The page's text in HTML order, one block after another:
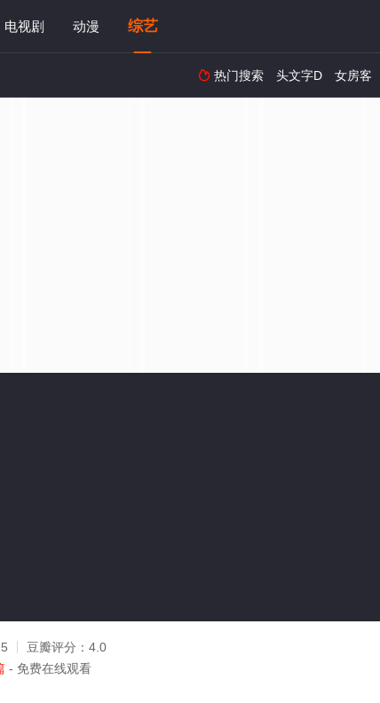
电视剧 动漫 综艺
 热门搜索 头文字D 女房客
豆瓣评分： 4.0
- 免费在线观看